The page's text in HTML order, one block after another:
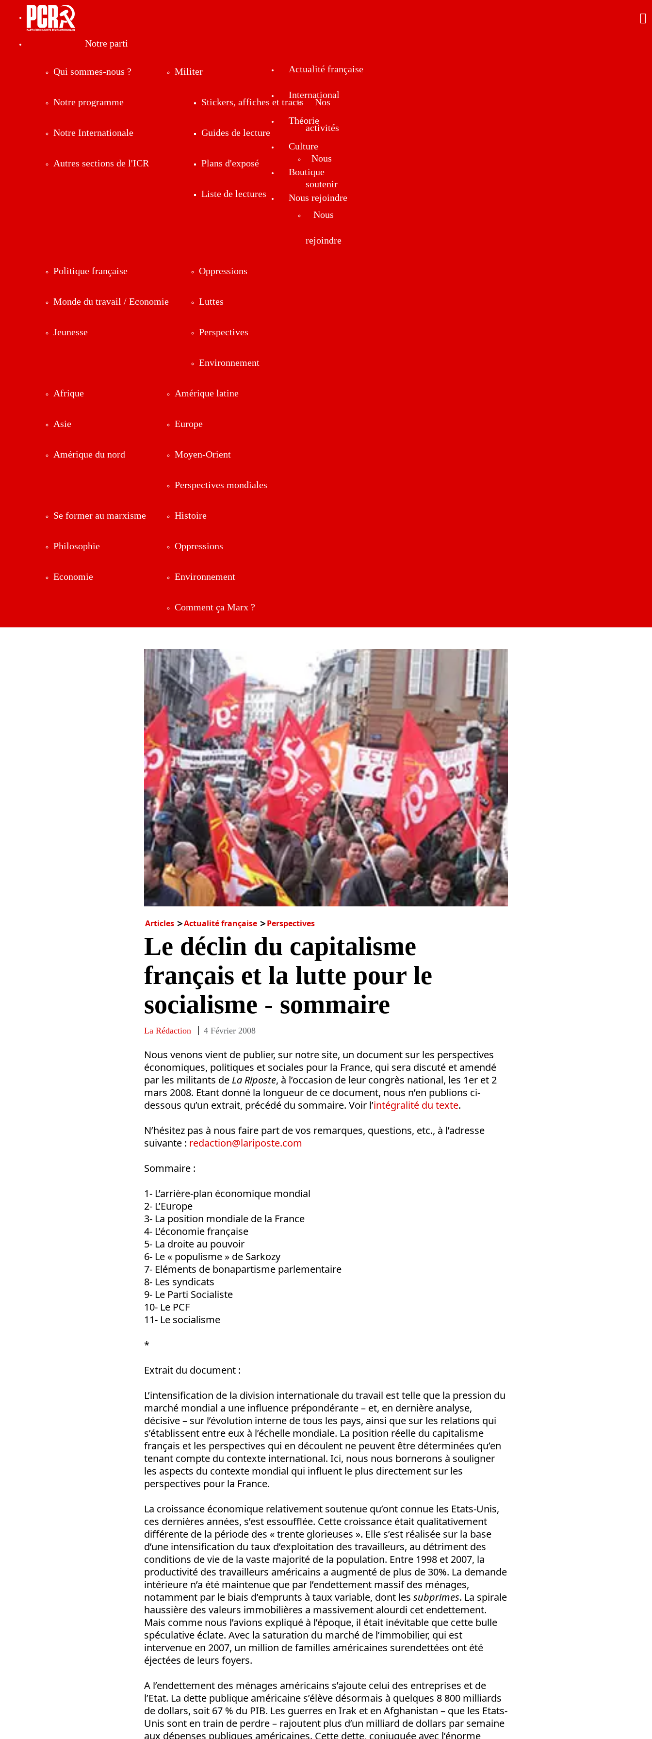
Notre parti
Qui sommes-nous ?
Notre programme
Notre Internationale
Autres sections de l'ICR
Militer
Stickers, affiches et tracts
Guides de lecture
Plans d'exposé
Liste de lectures
Nos
activités
Nous
soutenir
Nous
rejoindre
Actualité française
Politique française
Monde du travail / Economie
Jeunesse
Oppressions
Luttes
Perspectives
Environnement
International
Afrique
Asie
Amérique du nord
Amérique latine
Europe
Moyen-Orient
Perspectives mondiales
Théorie
Se former au marxisme
Philosophie
Economie
Histoire
Oppressions
Environnement
Comment ça Marx ?
Culture
Boutique
Nous rejoindre
Articles Actualité française Perspectives
Le déclin du capitalisme
français et la lutte pour le
socialisme - sommaire
La Rédaction 4 Février 2008
Nous venons vient de publier, sur notre site, un document sur les perspectives
économiques, politiques et sociales pour la France, qui sera discuté et amendé
par les militants de La Riposte, à l’occasion de leur congrès national, les 1er et 2
mars 2008. Etant donné la longueur de ce document, nous n’en publions ci-
dessous qu’un extrait, précédé du sommaire. Voir l’intégralité du texte.
N’hésitez pas à nous faire part de vos remarques, questions, etc., à l’adresse
suivante : redaction@lariposte.com
Sommaire :
1- L’arrière-plan économique mondial
2- L’Europe
3- La position mondiale de la France
4- L’économie française
5- La droite au pouvoir
6- Le « populisme » de Sarkozy
7- Eléments de bonapartisme parlementaire
8- Les syndicats
9- Le Parti Socialiste
10- Le PCF
11- Le socialisme
*
Extrait du document :
L’intensification de la division internationale du travail est telle que la pression du
marché mondial a une influence prépondérante – et, en dernière analyse,
décisive – sur l’évolution interne de tous les pays, ainsi que sur les relations qui
s’établissent entre eux à l’échelle mondiale. La position réelle du capitalisme
français et les perspectives qui en découlent ne peuvent être déterminées qu’en
tenant compte du contexte international. Ici, nous nous bornerons à souligner
les aspects du contexte mondial qui influent le plus directement sur les
perspectives pour la France.
La croissance économique relativement soutenue qu’ont connue les Etats-Unis,
ces dernières années, s’est essoufflée. Cette croissance était qualitativement
différente de la période des « trente glorieuses ». Elle s’est réalisée sur la base
d’une intensification du taux d’exploitation des travailleurs, au détriment des
conditions de vie de la vaste majorité de la population. Entre 1998 et 2007, la
productivité des travailleurs américains a augmenté de plus de 30%. La demande
intérieure n’a été maintenue que par l’endettement massif des ménages,
notamment par le biais d’emprunts à taux variable, dont les subprimes. La spirale
haussière des valeurs immobilières a massivement alourdi cet endettement.
Mais comme nous l’avions expliqué à l’époque, il était inévitable que cette bulle
spéculative éclate. Avec la saturation du marché de l’immobilier, qui est
intervenue en 2007, un million de familles américaines surendettées ont été
éjectées de leurs foyers.
A l’endettement des ménages américains s’ajoute celui des entreprises et de
l’Etat. La dette publique américaine s’élève désormais à quelques 8 800 milliards
de dollars, soit 67 % du PIB. Les guerres en Irak et en Afghanistan – que les Etats-
Unis sont en train de perdre – rajoutent plus d’un milliard de dollars par semaine
aux dépenses publiques américaines. Cette dette, conjuguée avec l’énorme